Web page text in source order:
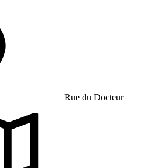
Rue du Docteur